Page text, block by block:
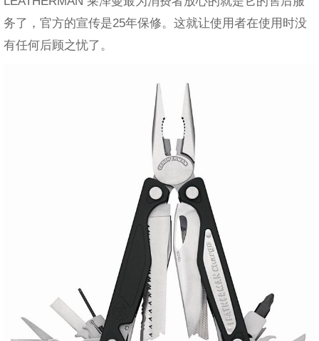
务了，官方的宣传是25年保修。这就让使用者在使用时没
有任何后顾之忧了。